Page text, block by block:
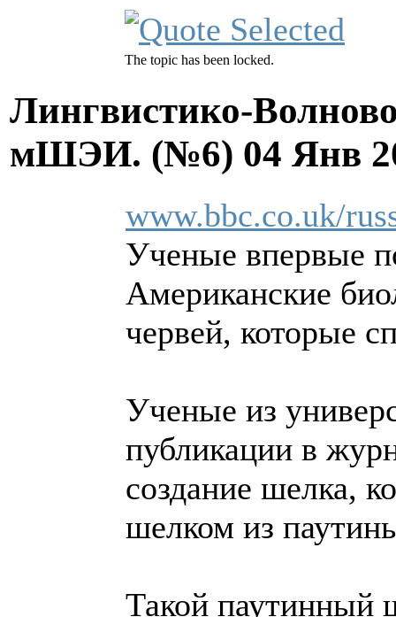
The topic has been locked.
Лингвистико-
мШЭИ. (№6) 04 Янв
www.bbc.co.uk/
Ученые впервые
Американские
червей, которые
Ученые из
публикации в
создание шелка,
шелком из
Такой паутинный